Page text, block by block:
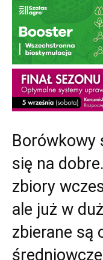
Borówkowy
się na
zbiory
ale już w
zbierane są